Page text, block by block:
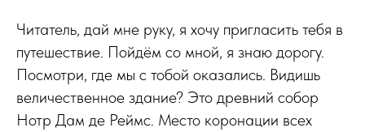
Читатель, дай мне руку, я хочу пригласить тебя в
путешествие. Пойдём со мной, я знаю дорогу.
Посмотри, где мы с тобой оказались. Видишь
величественное здание? Это древний собор
Нотр Дам де Реймс. Место коронации всех